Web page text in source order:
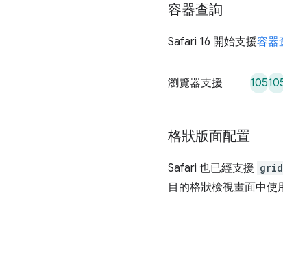
容器查詢
Safari 16 開始支援容器
瀏覽器支援 105
格狀版面配置
Safari 也已經支援
目的格狀檢視畫面中使